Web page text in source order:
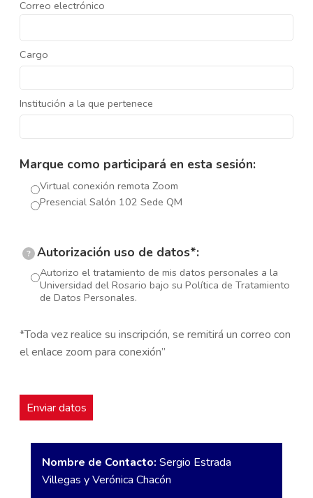
Correo electrónico
Cargo
Institución a la que pertenece
Marque como participará en esta sesión:
Virtual conexión remota Zoom
Presencial Salón 102 Sede QM
? Autorización uso de datos*:
Autorizo el tratamiento de mis datos personales a la
Universidad del Rosario bajo su Política de Tratamiento
de Datos Personales.
*Toda vez realice su inscripción, se remitirá un correo con
el enlace zoom para conexión”
Nombre de Contacto: Sergio Estrada
Villegas y Verónica Chacón